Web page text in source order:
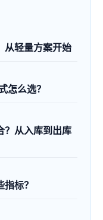
从轻量方案开始
怎么选？
？从入库到出库
标？